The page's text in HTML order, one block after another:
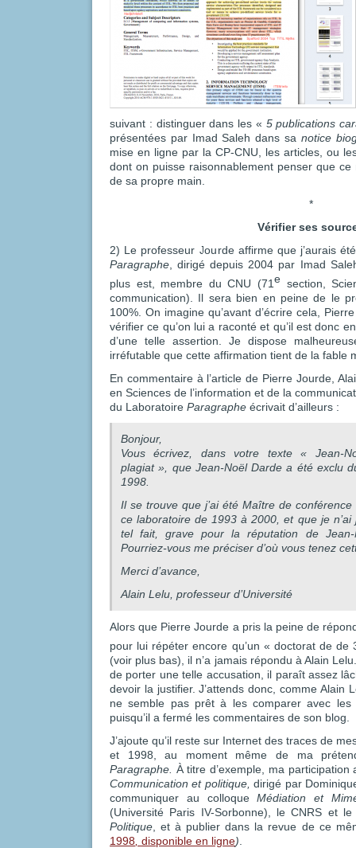
suivant : distinguer dans les « 5 publications
présentées par Imad Saleh dans sa notice
mise en ligne par la CP-CNU, les articles, ou
dont on puisse raisonnablement penser que
de sa propre main.
*
Vérifier ses
2) Le professeur Jourde affirme que j’aurais
Paragraphe, dirigé depuis 2004 par Imad
plus est, membre du CNU (71esection,
communication). Il sera bien en peine de le
100%. On imagine qu’avant d’écrire cela,
vérifier ce qu’on lui a raconté et qu’il est donc
d’une telle assertion. Je dispose
irréfutable que cette affirmation tient de la fable
En commentaire à l’article de Pierre Jourde,
en Sciences de l’information et de la
du Laboratoire Paragraphe écrivait d’ailleurs :
Bonjour,
Vous écrivez, dans votre texte « Jean-
plagiat », que Jean-Noël Darde a été exclu
1998.
Il se trouve que j’ai été Maître de
ce laboratoire de 1993 à 2000, et que je n’ai
tel fait, grave pour la réputation de Jean-
Pourriez-vous me préciser d’où vous tenez
Merci d’avance,
Alain Lelu, professeur d’Université
Alors que Pierre Jourde a pris la peine de
pour lui répéter encore qu’un « doctorat de de
(voir plus bas), il n’a jamais répondu à Alain
de porter une telle accusation, il paraît assez
devoir la justifier. J’attends donc, comme Alain
ne semble pas prêt à les comparer avec les
puisqu’il a fermé les commentaires de son blog.
J’ajoute qu’il reste sur Internet des traces de
et 1998, au moment même de ma
Paragraphe À titre d’exemple,
ma participation
Communication et politique,dirigé par
communiquer au colloqueMédiation et
(Université Paris IV-Sorbonne), le CNRS et
Politique , et à publier dans la revue de ce
1998 disponible en ligne)